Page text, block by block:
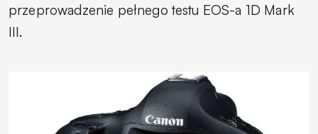
przeprowadzenie pełnego testu EOS-a 1D Mark
III.